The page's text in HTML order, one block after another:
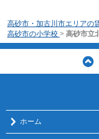
高砂市・加古川市エリアの
高砂市の小学校 > 高砂市立
ホーム